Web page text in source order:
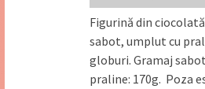
Figurină din
sabot, umplut cu
globuri. Gramaj
praline: 170g. Poza